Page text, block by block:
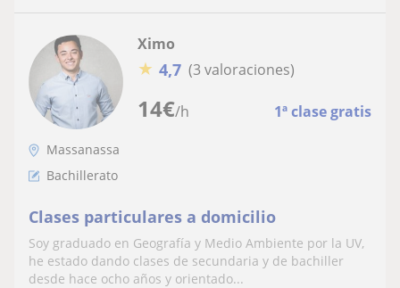
14€/h 1ª clase gratis
Ximo
★ 4,7 (3 valoraciones)
Massanassa
Bachillerato
Clases particulares a domicilio
Soy graduado en Geografía y Medio Ambiente por la UV,
he estado dando clases de secundaria y de bachiller
desde hace ocho años y orientado...